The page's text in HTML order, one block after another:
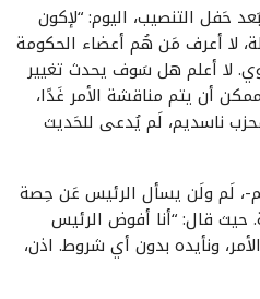
حَفل التنصيب، اليوم: “لإكون
لا أعرف مَن هُم أعضاء الحكومة
لا أعلم هل سَوف يحدث تغيير
أن يتم مناقشة الأمر غَدًا،
ناسديم، لَم يُدعى للحَديث
، لَم ولَن يسأل الرئيس عَن حِصة
حيث قال: “أنا أفوض الرئيس
ونأيده بدون أي شروط. اذن،